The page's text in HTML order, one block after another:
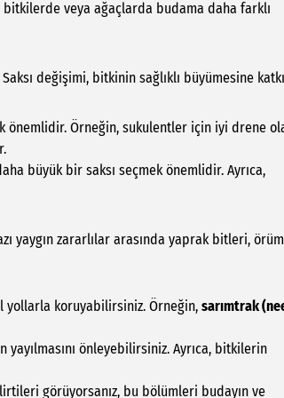
bitkilerde veya ağaçlarda budama daha farklı
değişimi, bitkinin sağlıklı büyümesine katkı
önemlidir. Örneğin, sukulentler için iyi drene
büyük bir saksı seçmek önemlidir. Ayrıca,
yaygın zararlılar arasında yaprak bitleri,
koruyabilirsiniz. Örneğin, sarımtrak
önleyebilirsiniz. Ayrıca, bitkilerin
görüyorsanız, bu bölümleri budayın ve